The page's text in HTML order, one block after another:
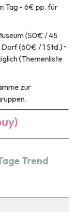
Tag - 6€ pp. für
(50€ / 45
(60€ / 1 Std.) •
(Themenliste
zur
Trend